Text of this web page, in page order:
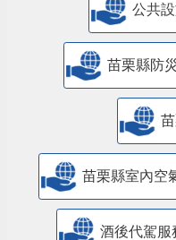
公共
苗栗縣防
苗栗縣室內空
酒後代駕服